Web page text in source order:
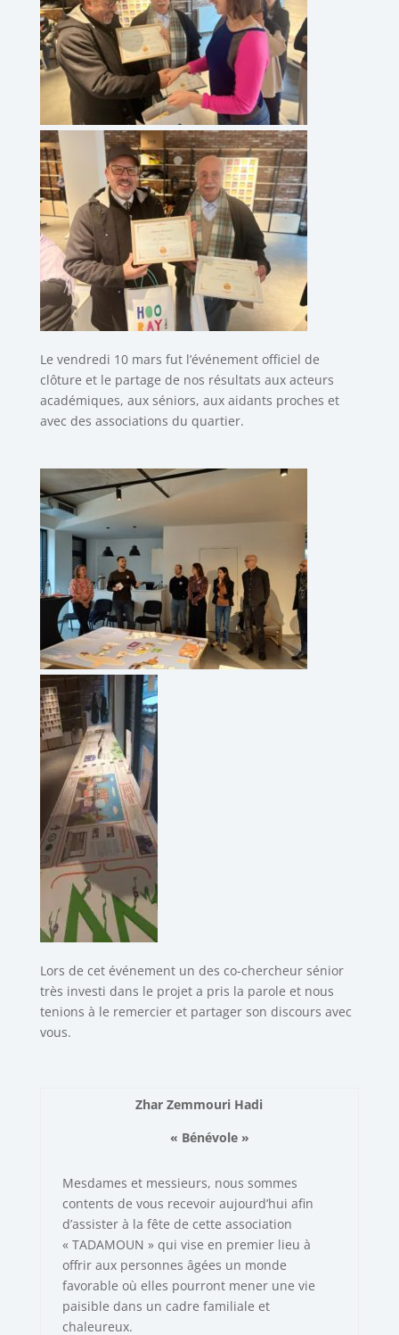
Le vendredi 10 mars fut l’événement officiel de
clôture et le partage de nos résultats aux acteurs
académiques, aux séniors, aux aidants proches et
avec des associations du quartier.
Lors de cet événement un des co-chercheur sénior
très investi dans le projet a pris la parole et nous
tenions à le remercier et partager son discours avec
vous.
Zhar Zemmouri Hadi
« Bénévole »
Mesdames et messieurs, nous sommes
contents de vous recevoir aujourd’hui afin
d’assister à la fête de cette association
« TADAMOUN » qui vise en premier lieu à
offrir aux personnes âgées un monde
favorable où elles pourront mener une vie
paisible dans un cadre familiale et
chaleureux.